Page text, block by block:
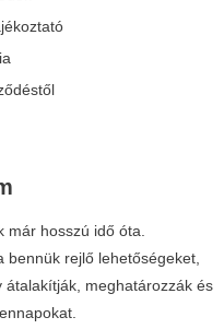
már hosszú idő óta.
rejlő lehetőségeket,
meghatározzák és